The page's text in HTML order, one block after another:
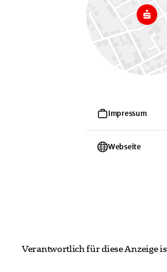
Impressum
Webseite
Verantwortlich für diese Anzeige